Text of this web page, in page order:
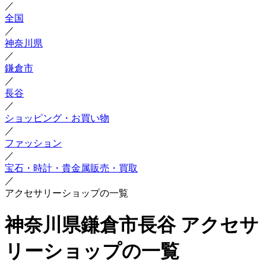
／
全国
／
神奈川県
／
鎌倉市
／
長谷
／
ショッピング・お買い物
／
ファッション
／
宝石・時計・貴金属販売・買取
／
アクセサリーショップの一覧
神奈川県鎌倉市長谷 アクセサ
リーショップの一覧